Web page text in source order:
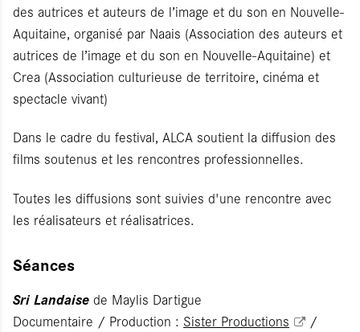
des autrices et auteurs de l’image et du son en Nouvelle-
Aquitaine, organisé par Naais (Association des auteurs et
autrices de l’image et du son en Nouvelle-Aquitaine) et
Crea (Association culturieuse de territoire, cinéma et
spectacle vivant)
Dans le cadre du festival, ALCA soutient la diffusion des
films soutenus et les rencontres professionnelles.
Toutes les diffusions sont suivies d'une rencontre avec
les réalisateurs et réalisatrices.
Séances
Sri Landaise de Maylis Dartigue
Documentaire / Production : Sister Productions
/